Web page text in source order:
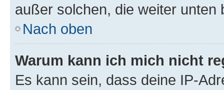
außer solchen, die weiter unten
Nach oben
Warum kann ich mich nicht
Es kann sein, dass deine IP-